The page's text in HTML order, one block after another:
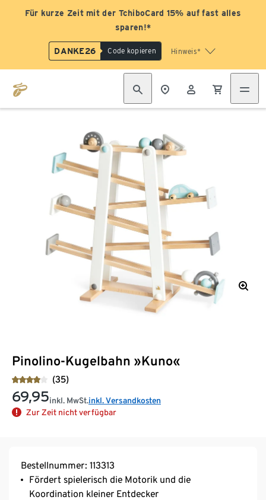
Für kurze Zeit mit der TchiboCard 15% auf fast alles
sparen!*
DANKE26 Code kopieren Hinweis*
Pinolino-Kugelbahn »Kuno«
(35)
69,95inkl. MwSt.inkl. Versandkosten
Zur Zeit nicht verfügbar
Bestellnummer: 113313
Fördert spielerisch die Motorik und die
Koordination kleiner Entdecker